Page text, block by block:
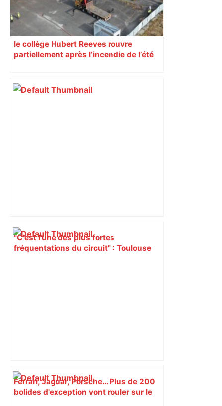
le collège Hubert Reeves rouvre
partiellement après l’incendie de l’été
"C’est l’une des plus fortes
fréquentations du circuit" : Toulouse
Ferrari, Jaguar, Porsche… Plus de 200
bolides d'exception vont rouler sur le